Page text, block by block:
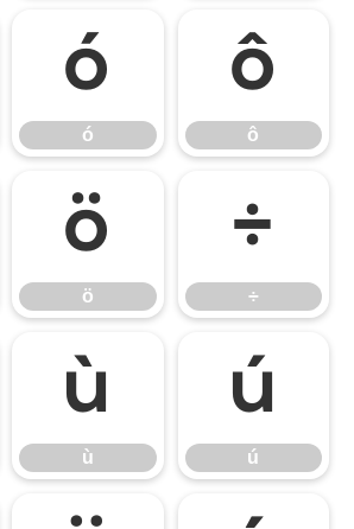
ó
ó
ô
ô
ö
ö
÷
÷
ù
ù
ú
ú